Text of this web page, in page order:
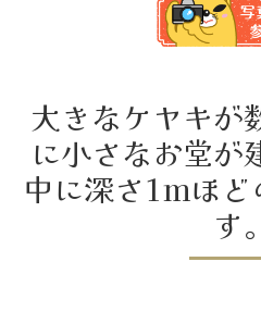
大きなケヤキが
に小さなお堂が
中に深さ1mほ
す。